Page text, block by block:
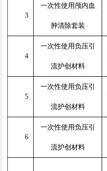
3
一次性使用颅内血
肿清除套装
4
一次性使用负压引
流护创材料
5
一次性使用负压引
流护创材料
6
一次性使用负压引
流护创材料